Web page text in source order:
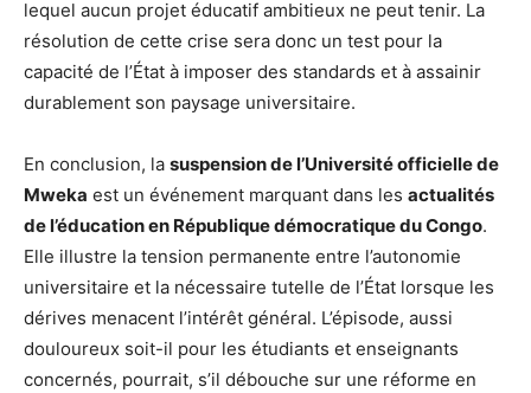
lequel aucun projet éducatif ambitieux ne peut tenir. La
résolution de cette crise sera donc un test pour la
capacité de l’État à imposer des standards et à assainir
durablement son paysage universitaire.
En conclusion, la suspension de l’Université officielle de
Mweka est un événement marquant dans les actualités
de l’éducation en République démocratique du Congo.
Elle illustre la tension permanente entre l’autonomie
universitaire et la nécessaire tutelle de l’État lorsque les
dérives menacent l’intérêt général. L’épisode, aussi
douloureux soit-il pour les étudiants et enseignants
concernés, pourrait, s’il débouche sur une réforme en